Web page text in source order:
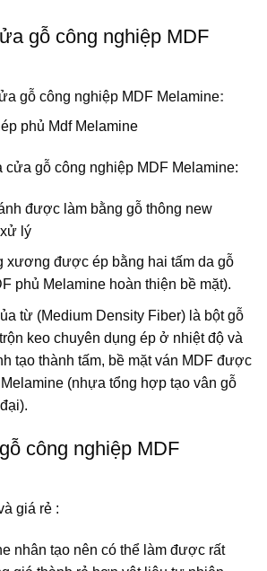
gỗ công nghiệp MDF
gỗ công nghiệp MDF Melamine:
phủ Mdf Melamine
cửa gỗ công nghiệp MDF Melamine:
được làm bằng gỗ thông new
lý
xương được ép bằng hai tấm da gỗ
phủ Melamine hoàn thiện bề mặt).
từ (Medium Density Fiber) là bột gỗ
keo chuyên dụng ép ở nhiệt độ và
tạo thành tấm, bề mặt ván MDF được
(nhựa tổng hợp tạo vân gỗ
công nghiệp MDF
giá rẻ :
nhân tạo nên có thể làm được rất